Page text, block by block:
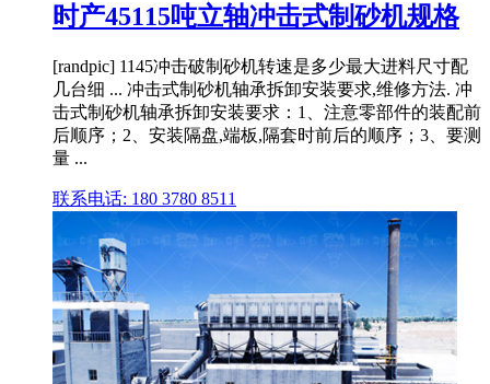
时产45115吨立轴冲击式制砂机规格
[randpic] 1145冲击破制砂机转速是多少最大进料尺寸配
几台细 ... 冲击式制砂机轴承拆卸安装要求,维修方法. 冲
击式制砂机轴承拆卸安装要求：1、注意零部件的装配前
后顺序；2、安装隔盘,端板,隔套时前后的顺序；3、要测
量 ...
联系电话: 180 3780 8511